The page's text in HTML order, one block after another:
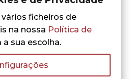
ficheiros de
na nossa Política de
a sua escolha.